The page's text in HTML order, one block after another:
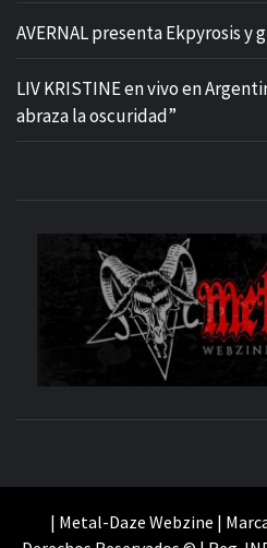
AVERNAL presenta Ekpyrosis y
LIV KRISTINE en vivo en
abraza la oscuridad”
| Metal-Daze Webzine |